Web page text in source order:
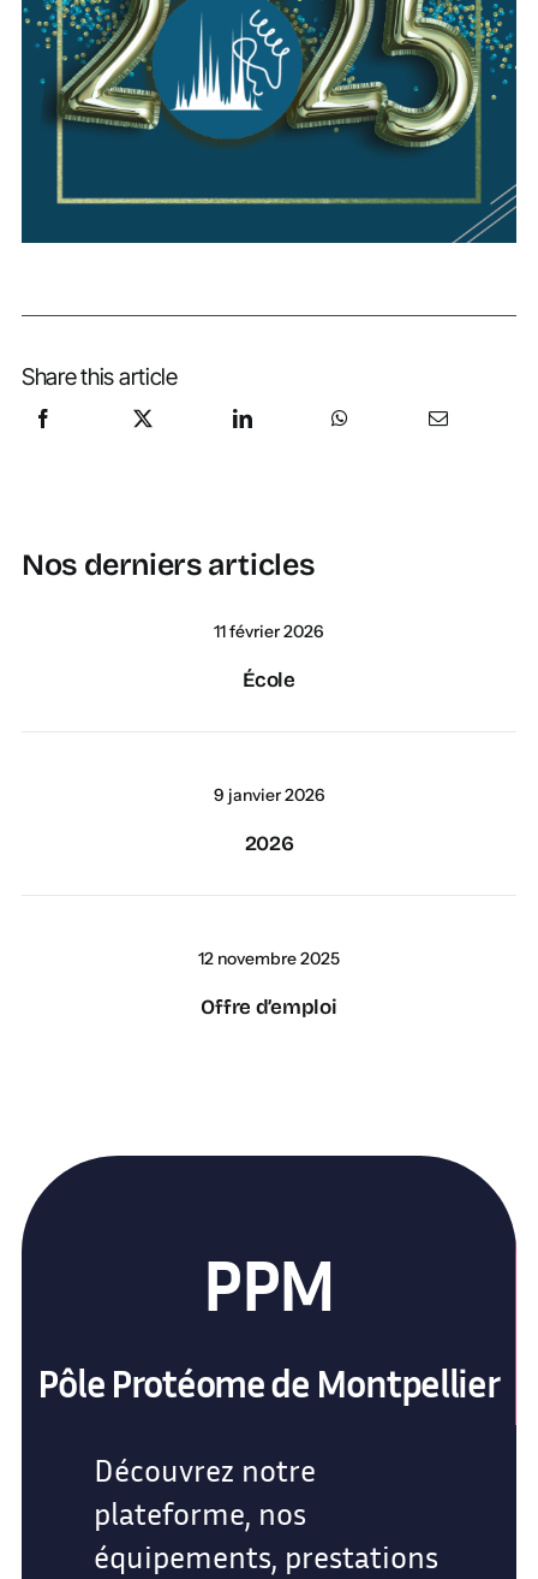
Share this article
Nos derniers articles
11 février 2026
École
9 janvier 2026
2026
12 novembre 2025
Offre d’emploi
PPM
Pôle Protéome de Montpellier
Découvrez notre
plateforme, nos
équipements, prestations